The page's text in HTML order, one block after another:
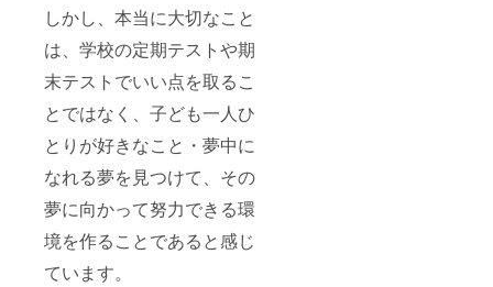
しかし、本当に大切なこと
は、学校の定期テストや期
末テストでいい点を取るこ
とではなく、子ども一人ひ
とりが好きなこと・夢中に
なれる夢を見つけて、その
夢に向かって努力できる環
境を作ることであると感じ
ています。